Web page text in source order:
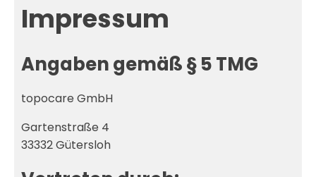
Impressum
Angaben gemäß § 5 TMG
topocare GmbH
Gartenstraße 4
33332 Gütersloh